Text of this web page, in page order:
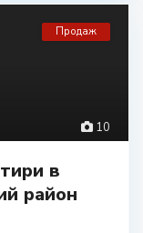
10
Продаж
в
район